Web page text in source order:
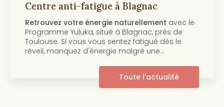
Centre anti-âge et beauté de la peau à
Découvrez notre programme anti-âge et
beauté de la peau Au cœur deToulouse, le
centre Yuluka vous propose un programme